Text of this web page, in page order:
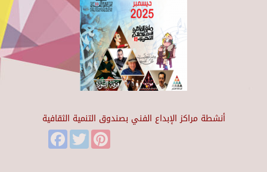
أنشطة مراكز الإبداع الفني بصندوق التنمية الثقافية
FacebookTwitter